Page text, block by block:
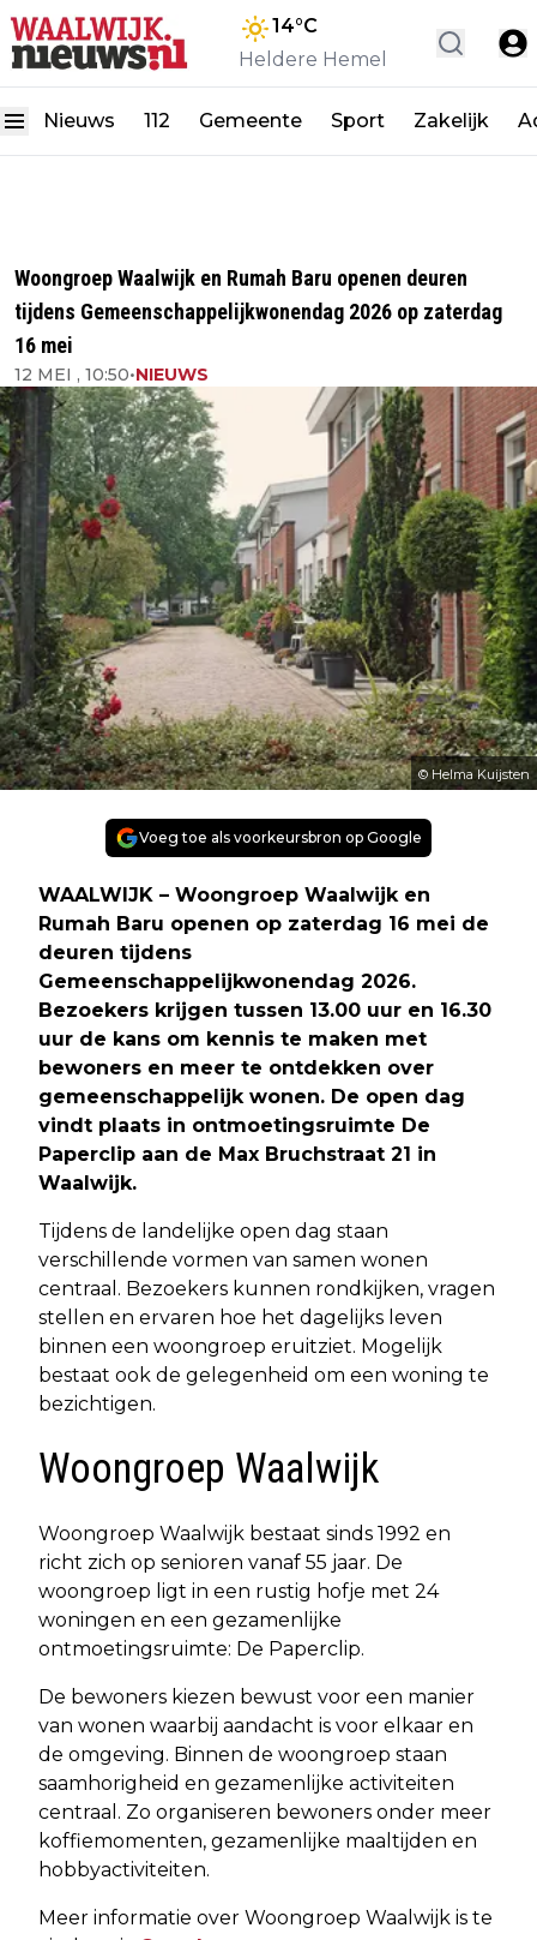
14°C
Heldere Hemel
Nieuws 112 Gemeente Sport Zakelijk
Woongroep Waalwijk en Rumah Baru openen deuren
tijdens Gemeenschappelijkwonendag 2026 op zaterdag
16 mei
12 MEI , 10:50•NIEUWS
© Helma Kuijsten
Voeg toe als voorkeursbron op Google
WAALWIJK – Woongroep Waalwijk en
Rumah Baru openen op zaterdag 16 mei de
deuren tijdens
Gemeenschappelijkwonendag 2026.
Bezoekers krijgen tussen 13.00 uur en 16.30
uur de kans om kennis te maken met
bewoners en meer te ontdekken over
gemeenschappelijk wonen. De open dag
vindt plaats in ontmoetingsruimte De
Paperclip aan de Max Bruchstraat 21 in
Waalwijk.
Tijdens de landelijke open dag staan
verschillende vormen van samen wonen
centraal. Bezoekers kunnen rondkijken, vragen
stellen en ervaren hoe het dagelijks leven
binnen een woongroep eruitziet. Mogelijk
bestaat ook de gelegenheid om een woning te
bezichtigen.
Woongroep Waalwijk
Woongroep Waalwijk bestaat sinds 1992 en
richt zich op senioren vanaf 55 jaar. De
woongroep ligt in een rustig hofje met 24
woningen en een gezamenlijke
ontmoetingsruimte: De Paperclip.
De bewoners kiezen bewust voor een manier
van wonen waarbij aandacht is voor elkaar en
de omgeving. Binnen de woongroep staan
saamhorigheid en gezamenlijke activiteiten
centraal. Zo organiseren bewoners onder meer
koffiemomenten, gezamenlijke maaltijden en
hobbyactiviteiten.
Meer informatie over Woongroep Waalwijk is te